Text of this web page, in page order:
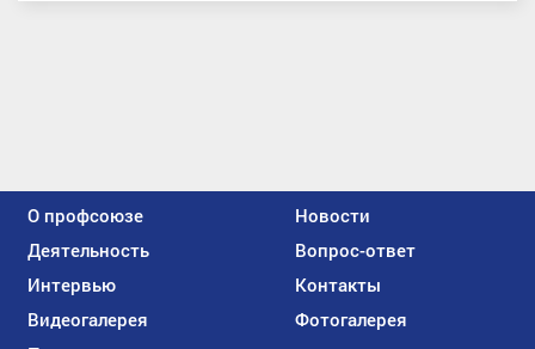
О профсоюзе
Новости
Деятельность
Вопрос-ответ
Интервью
Контакты
Видеогалерея
Фотогалерея